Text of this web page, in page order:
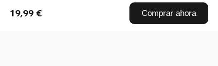
19,99 € Comprar ahora